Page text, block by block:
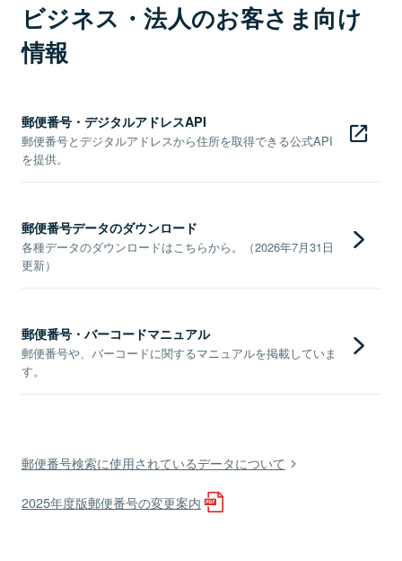
ビジネス・法人のお客さま向け
情報
郵便番号・デジタルアドレスAPI
郵便番号とデジタルアドレスから住所を取得できる公式API
を提供。
郵便番号データのダウンロード
各種データのダウンロードはこちらから。（2026年7月31日
更新）
郵便番号・バーコードマニュアル
郵便番号や、バーコードに関するマニュアルを掲載していま
す。
郵便番号検索に使用されているデータについて
2025年度版郵便番号の変更案内